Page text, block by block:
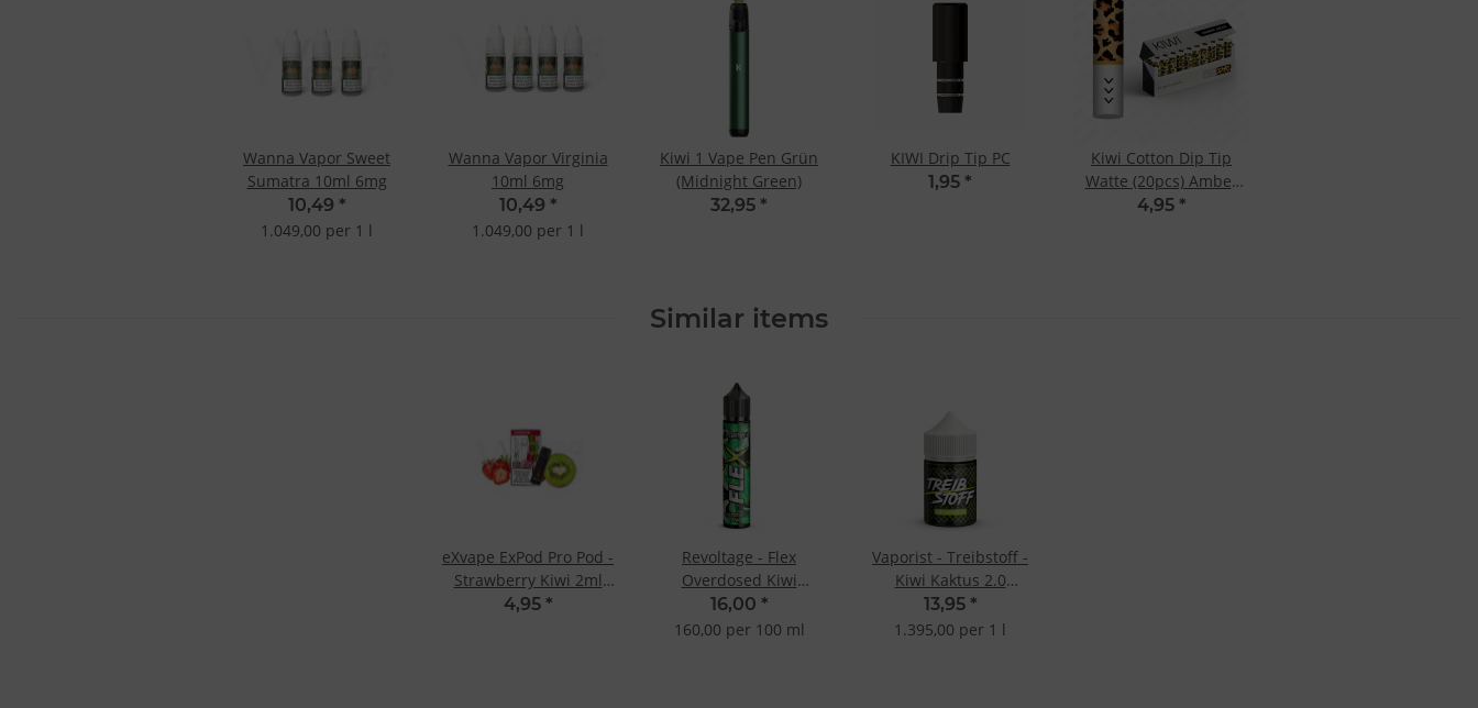
Wanna Vapor Sweet
Sumatra 10ml 6mg
10,49 *
1.049,00 per 1 l
Wanna Vapor Virginia
10ml 6mg
10,49 *
1.049,00 per 1 l
Kiwi 1 Vape Pen Grün
(Midnight Green)
32,95 *
KIWI Drip Tip PC
1,95 *
Kiwi Cotton Dip Tip
Watte (20pcs) Amber
Head
4,95 *
Similar items
eXvape ExPod Pro Pod -
Strawberry Kiwi 2ml
20mg
4,95 *
Revoltage - Flex
Overdosed Kiwi
10ml/75ml Longfill-
Aroma
16,00 *
160,00 per 100 ml
Vaporist - Treibstoff -
Kiwi Kaktus 2.0
10ml/60ml Longfill-
Aroma
13,95 *
1.395,00 per 1 l